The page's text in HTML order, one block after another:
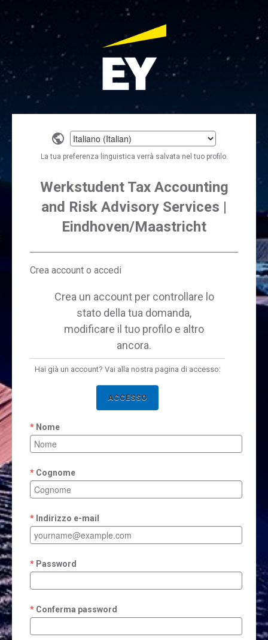
Select
a
language
La tua preferenza linguistica verrà salvata nel tuo profilo.
Werkstudent Tax Accounting
and Risk Advisory Services |
Eindhoven/Maastricht
Crea account o accedi
Crea un account per controllare lo
stato della tua domanda,
modificare il tuo profilo e altro
ancora.
Hai già un account? Vai alla nostra pagina di accesso:
ACCESSO
Nome
Cognome
Indirizzo e-mail
Password
Conferma password